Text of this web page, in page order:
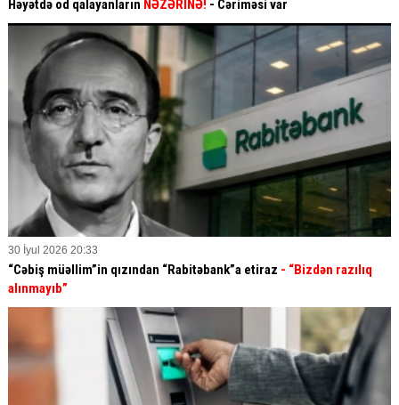
Həyətdə od qalayanların NƏZƏRİNƏ! - Cəriməsi var
30 İyul 2026 20:33
“Cəbiş müəllim”in qızından “Rabitəbank”a etiraz - “Bizdən razılıq
alınmayıb”